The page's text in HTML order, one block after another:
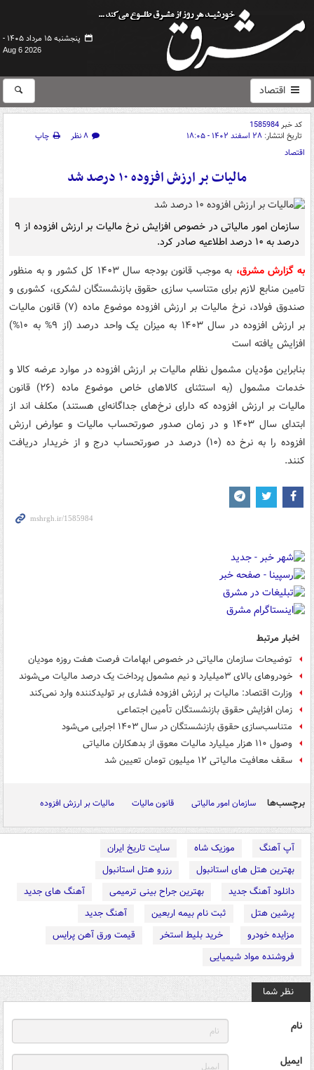
پنجشنبه ۱۵ مرداد ۱۴۰۵ -
Aug 6 2026
اقتصاد
کد خبر1585984
تاریخ انتشار: ۲۸ اسفند ۱۴۰۲ - ۱۸:۰۵ ۸ نظر
چاپ
اقتصاد
مالیات بر ارزش افزوده ۱۰ درصد شد
سازمان امور مالیاتی در خصوص افزایش نرخ مالیات بر ارزش افزوده از ۹
درصد به ۱۰ درصد اطلاعیه صادر کرد.
به گزارش مشرق،
به موجب قانون بودجه سال ۱۴۰۳ کل کشور و به منظور
تامین منابع لازم برای متناسب سازی حقوق بازنشستگان لشکری، کشوری و
صندوق فولاد، نرخ مالیات بر ارزش افزوده موضوع ماده (۷) قانون مالیات
بر ارزش افزوده در سال ۱۴۰۳ به میزان یک واحد درصد (از ۹% به ۱۰%)
افزایش یافته است
بنابراین مؤدیان مشمول نظام مالیات بر ارزش افزوده در موارد عرضه کالا و
خدمات مشمول (به استثنای کالاهای خاص موضوع ماده (۲۶) قانون
مالیات بر ارزش افزوده که دارای نرخ‌های جداگانه‌ای هستند) مکلف اند از
ابتدای سال ۱۴۰۳ و در زمان صدور صورتحساب مالیات و عوارض ارزش
افزوده را به نرخ ده (۱۰) درصد در صورتحساب درج و از خریدار دریافت
کنند.
اخبار مرتبط
توضیحات سازمان مالیاتی در خصوص ابهامات فرصت هفت روزه مودیان
خودروهای بالای ۳میلیارد و نیم مشمول پرداخت یک درصد مالیات می‌شوند
وزارت اقتصاد: مالیات بر ارزش افزوده فشاری بر تولیدکننده وارد نمی‌کند
زمان افزایش حقوق بازنشستگان تأمین اجتماعی
متناسب‌سازی حقوق بازنشستگان در سال ۱۴۰۳ اجرایی می‌شود
وصول ۱۱۰ هزار میلیارد مالیات معوق از بدهکاران مالیاتی
سقف معافیت مالیاتی ۱۲ میلیون تومان تعیین شد
برچسب‌ها سازمان امور مالیاتی قانون مالیات مالیات بر ارزش افزوده
آپ آهنگ موزیک شاه
سایت تاریخ ایران
بهترین هتل های استانبول
رزرو هتل استانبول
دانلود آهنگ جدید
بهترین جراح بینی ترمیمی
آهنگ های جدید
پرشین هتل
ثبت نام بیمه اربعین
آهنگ جدید
مزایده خودرو
خرید بلیط استخر
قیمت ورق آهن پرایس
فروشنده مواد شیمیایی
نظر شما
نام
ایمیل